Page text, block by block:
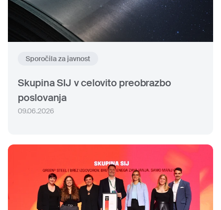
Sporočila za javnost
Skupina SIJ v celovito preobrazbo
poslovanja
09.06.2026